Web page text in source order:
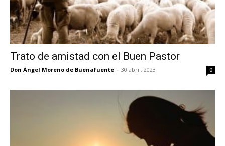
Trato de amistad con el Buen Pastor
Don Ángel Moreno de Buenafuente - 30 abril, 2023 0